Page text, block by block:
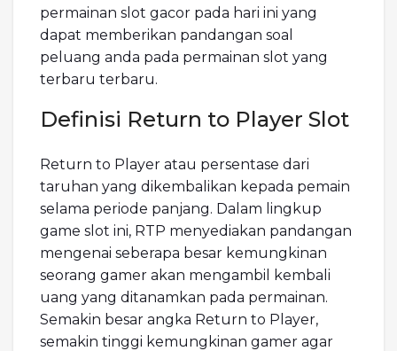
permainan slot gacor pada hari ini yang
dapat memberikan pandangan soal
peluang anda pada permainan slot yang
terbaru terbaru.
Definisi Return to Player Slot
Return to Player atau persentase dari
taruhan yang dikembalikan kepada pemain
selama periode panjang. Dalam lingkup
game slot ini, RTP menyediakan pandangan
mengenai seberapa besar kemungkinan
seorang gamer akan mengambil kembali
uang yang ditanamkan pada permainan.
Semakin besar angka Return to Player,
semakin tinggi kemungkinan gamer agar